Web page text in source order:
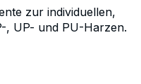
zur individuellen,
, UP- und PU-Harzen.